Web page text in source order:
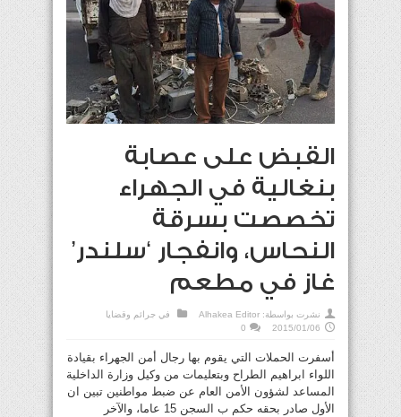
القبض على عصابة
بنغالية في الجهراء
تخصصت بسرقة
النحاس، وانفجار ‘سلندر’
غاز في مطعم
نشرت بواسطة: Alhakea Editor في جرائم وقضايا
2015/01/06
0
أسفرت الحملات التي يقوم بها رجال أمن الجهراء بقيادة
اللواء ابراهيم الطراح وبتعليمات من وكيل وزارة الداخلية
المساعد لشؤون الأمن العام عن ضبط مواطنين تبين ان
الأول صادر بحقه حكم ب السجن 15 عاما، والآخر